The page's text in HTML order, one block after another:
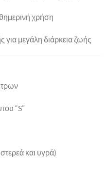
χρήση
μεγάλη διάρκεια ζωής
“S”
και υγρά)